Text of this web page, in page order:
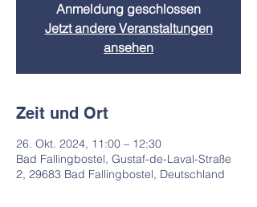
Anmeldung geschlossen
Jetzt andere Veranstaltungen
ansehen
Zeit und Ort
26. Okt. 2024, 11:00 – 12:30
Bad Fallingbostel, Gustaf-de-Laval-Straße
2, 29683 Bad Fallingbostel, Deutschland